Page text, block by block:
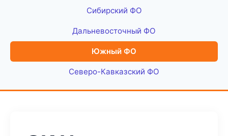
Сибирский ФО
Дальневосточный ФО
Южный ФО
Северо-Кавказский ФО